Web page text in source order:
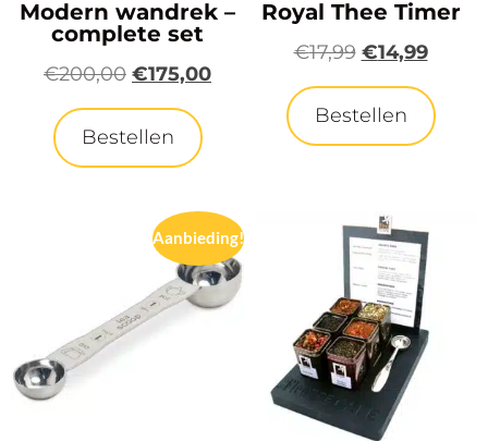
Modern wandrek –
complete set
€200,00 €175,00
Bestellen
Royal Thee Timer
€17,99 €14,99
Bestellen
Aanbieding!